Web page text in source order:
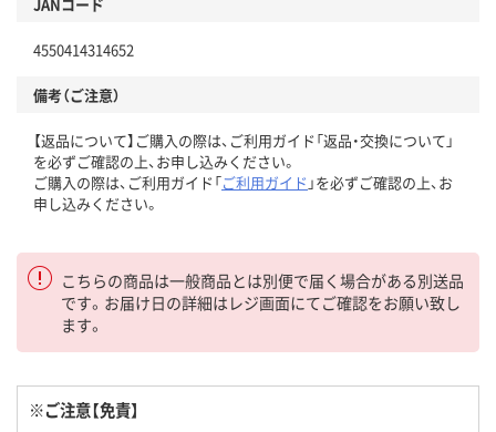
4550414314652
備考（ご注意）
【返品について】ご購入の際は、ご利用ガイド「返品・交換について」
を必ずご確認の上、お申し込みください。
ご購入の際は、ご利用ガイド「ご利用ガイド 」を必ずご確認の上、お
申し込みください。
こちらの商品は一般商品とは別便で届く場合がある別送品
です。お届け日の詳細はレジ画面にてご確認をお願い致し
ます。
※ご注意【免責】